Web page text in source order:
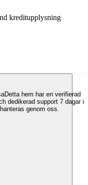
kreditupplysning
Detta hem har en verifierad
dedikerad support 7 dagar i
genom oss.